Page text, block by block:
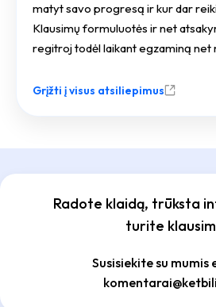
matyt savo progresą ir kur dar
Klausimų formuluotės ir net
regitroj todėl laikant egzaminą net
Grįžti į visus atsiliepimus
Radote klaidą, trūksta
turite
Susisiekite su mumis